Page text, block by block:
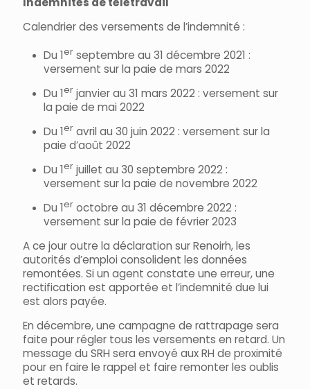
Calendrier des versements de l’indemnité :
Du 1er septembre au 31 décembre 2021 :
versement sur la paie de mars 2022
Du 1er janvier au 31 mars 2022 : versement sur
la paie de mai 2022
Du 1er avril au 30 juin 2022 : versement sur la
paie d’août 2022
Du 1er juillet au 30 septembre 2022 :
versement sur la paie de novembre 2022
Du 1er octobre au 31 décembre 2022 :
versement sur la paie de février 2023
A ce jour outre la déclaration sur Renoirh, les
autorités d’emploi consolident les données
remontées. Si un agent constate une erreur, une
rectification est apportée et l’indemnité due lui
est alors payée.
En décembre, une campagne de rattrapage sera
faite pour régler tous les versements en retard. Un
message du SRH sera envoyé aux RH de proximité
pour en faire le rappel et faire remonter les oublis
et retards.